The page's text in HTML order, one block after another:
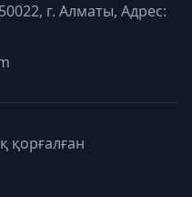
г. Алматы, Адрес:
қорғалған